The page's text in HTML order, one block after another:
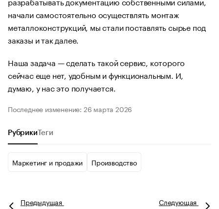
начали самостоятельно осуществлять монтаж
металлоконструкций, мы стали поставлять сырье под
заказы и так далее.
Наша задача — сделать такой сервис, которого
сейчас еще нет, удобным и функциональным. И,
думаю, у нас это получается.
Последнее изменение: 26 марта 2026
Рубрики Теги
Маркетинг и продажи Производство
Предыдущая Следующая